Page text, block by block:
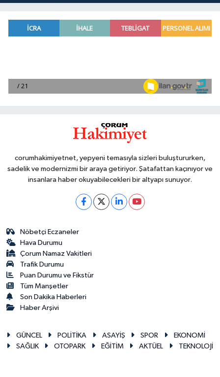
corumhakimiyetnet, yepyeni temasıyla sizleri buluştururken,
sadelik ve modernizmi bir araya getiriyor. Şatafattan kaçınıyor ve
insanlara haber okuyabilecekleri bir altyapı sunuyor.
Nöbetçi Eczaneler
Hava Durumu
Çorum Namaz Vakitleri
Trafik Durumu
Puan Durumu ve Fikstür
Tüm Manşetler
Son Dakika Haberleri
Haber Arşivi
GÜNCEL POLİTİKA ASAYİŞ SPOR
EKONOMİ
SAĞLIK
OTOPARK EĞİTİM AKTÜEL TEKNOLOJİ